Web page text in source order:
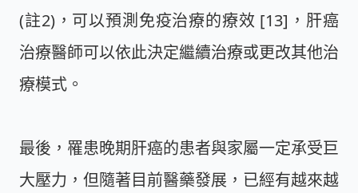
(註2)，可以預測免疫治療的療效 [13]，肝癌
治療醫師可以依此決定繼續治療或更改其他治
療模式。
最後，罹患晚期肝癌的患者與家屬一定承受巨
大壓力，但隨著目前醫藥發展，已經有越來越